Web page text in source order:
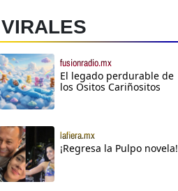
VIRALES
fusionradio.mx
El legado perdurable de
los Ositos Cariñositos
lafiera.mx
¡Regresa la Pulpo novela!